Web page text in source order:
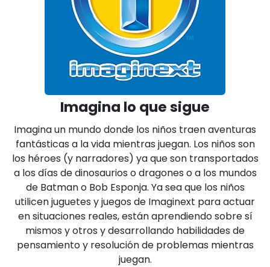
Imagina lo que sigue
Imagina un mundo donde los niños traen aventuras
fantásticas a la vida mientras juegan. Los niños son
los héroes (y narradores) ya que son transportados
a los días de dinosaurios o dragones o a los mundos
de Batman o Bob Esponja. Ya sea que los niños
utilicen juguetes y juegos de Imaginext para actuar
en situaciones reales, están aprendiendo sobre sí
mismos y otros y desarrollando habilidades de
pensamiento y resolución de problemas mientras
juegan.